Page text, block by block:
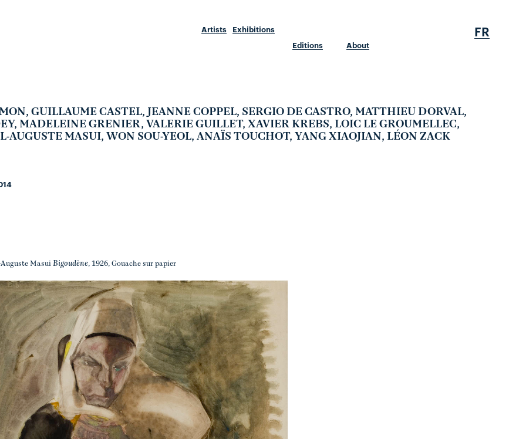
Artists
Exhibitions
Editions
About
FR
GUILLAUME CASTEL, JEANNE COPPEL, SERGIO DE CASTRO, MATTHIEU DORVAL,
MADELEINE GRENIER, VALERIE GUILLET, XAVIER KREBS, LOIC LE GROUMELLEC,
AUGUSTE MASUI, WON SOU-YEOL, ANAÏS TOUCHOT, YANG XIAOJIAN, LÉON ZACK
Auguste MasuiBigoudène, 1926, Gouache sur papier